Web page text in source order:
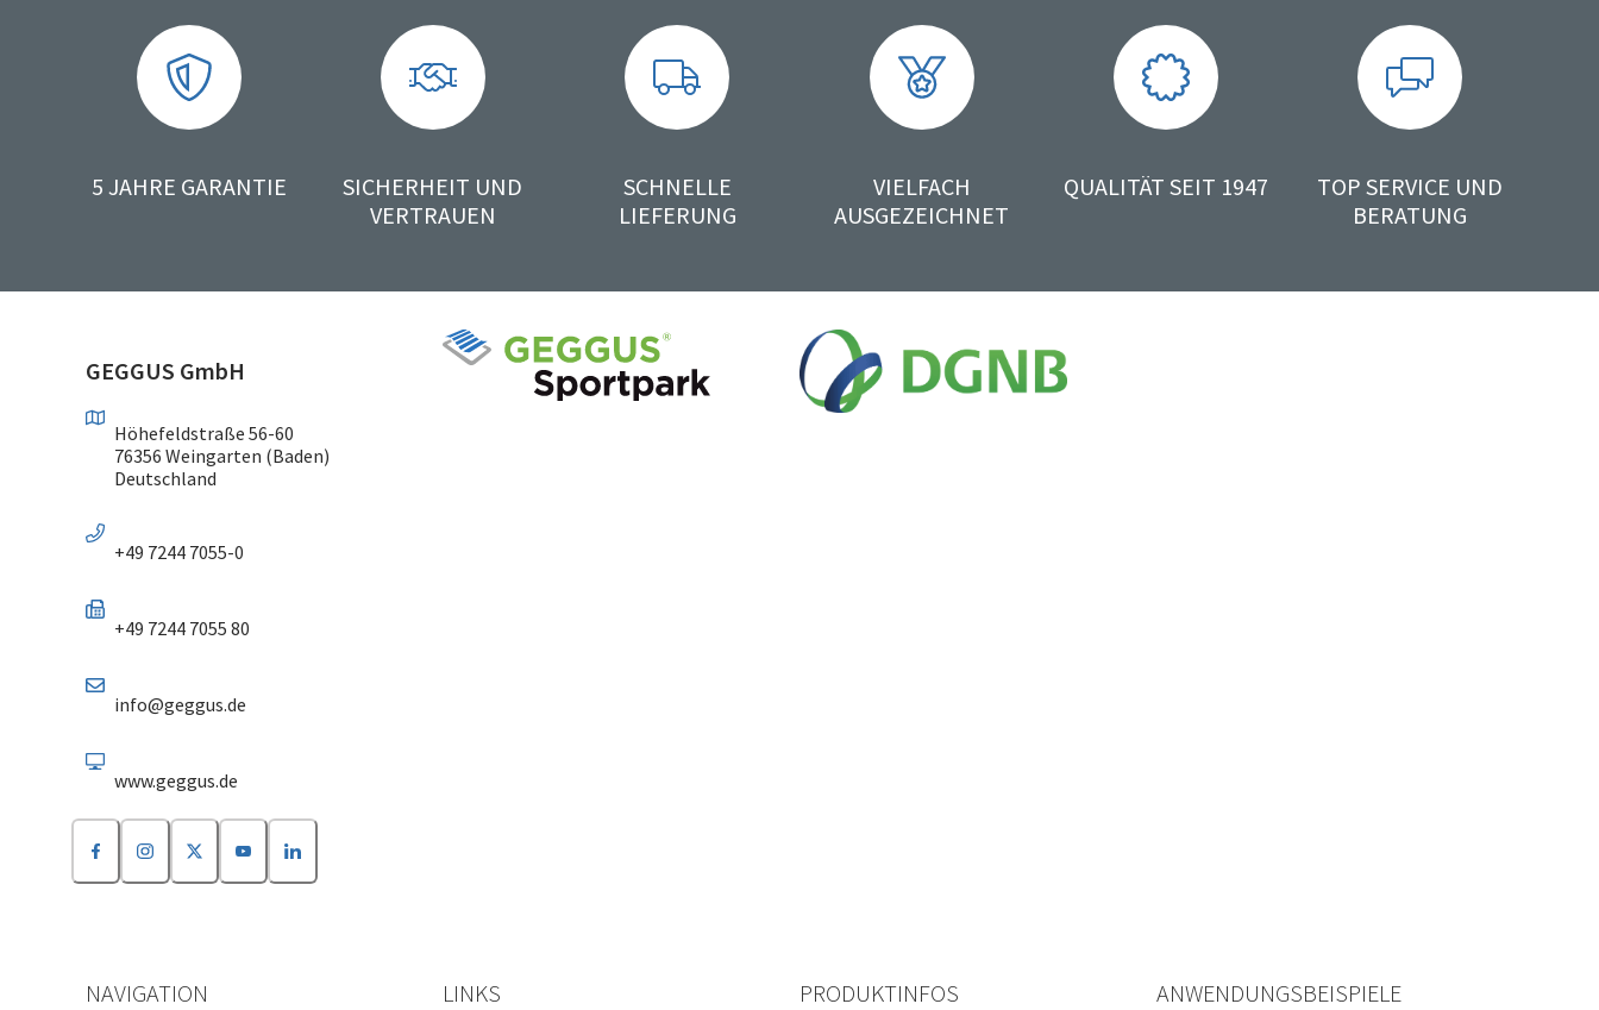
5 JAHRE GARANTIE
SICHERHEIT UND
VERTRAUEN
SCHNELLE
LIEFERUNG
VIELFACH
AUSGEZEICHNET
QUALITÄT SEIT 1947
TOP SERVICE UND
BERATUNG
GEGGUS GmbH
Höhefeldstraße 56-60
76356 Weingarten (Baden)
Deutschland
+49 7244 7055-0
+49 7244 7055 80
info@geggus.de
www.geggus.de
NAVIGATION LINKS PRODUKTINFOS ANWENDUNGSBEISPIELE